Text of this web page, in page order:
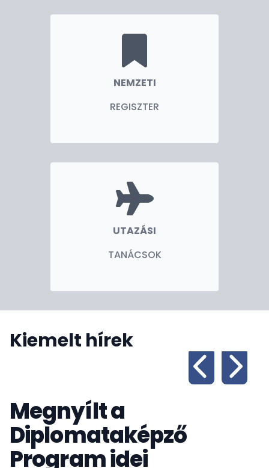
NEMZETI
REGISZTER
UTAZÁSI
TANÁCSOK
Kiemelt hírek
Megnyílt a
Diplomataképző
Program idei